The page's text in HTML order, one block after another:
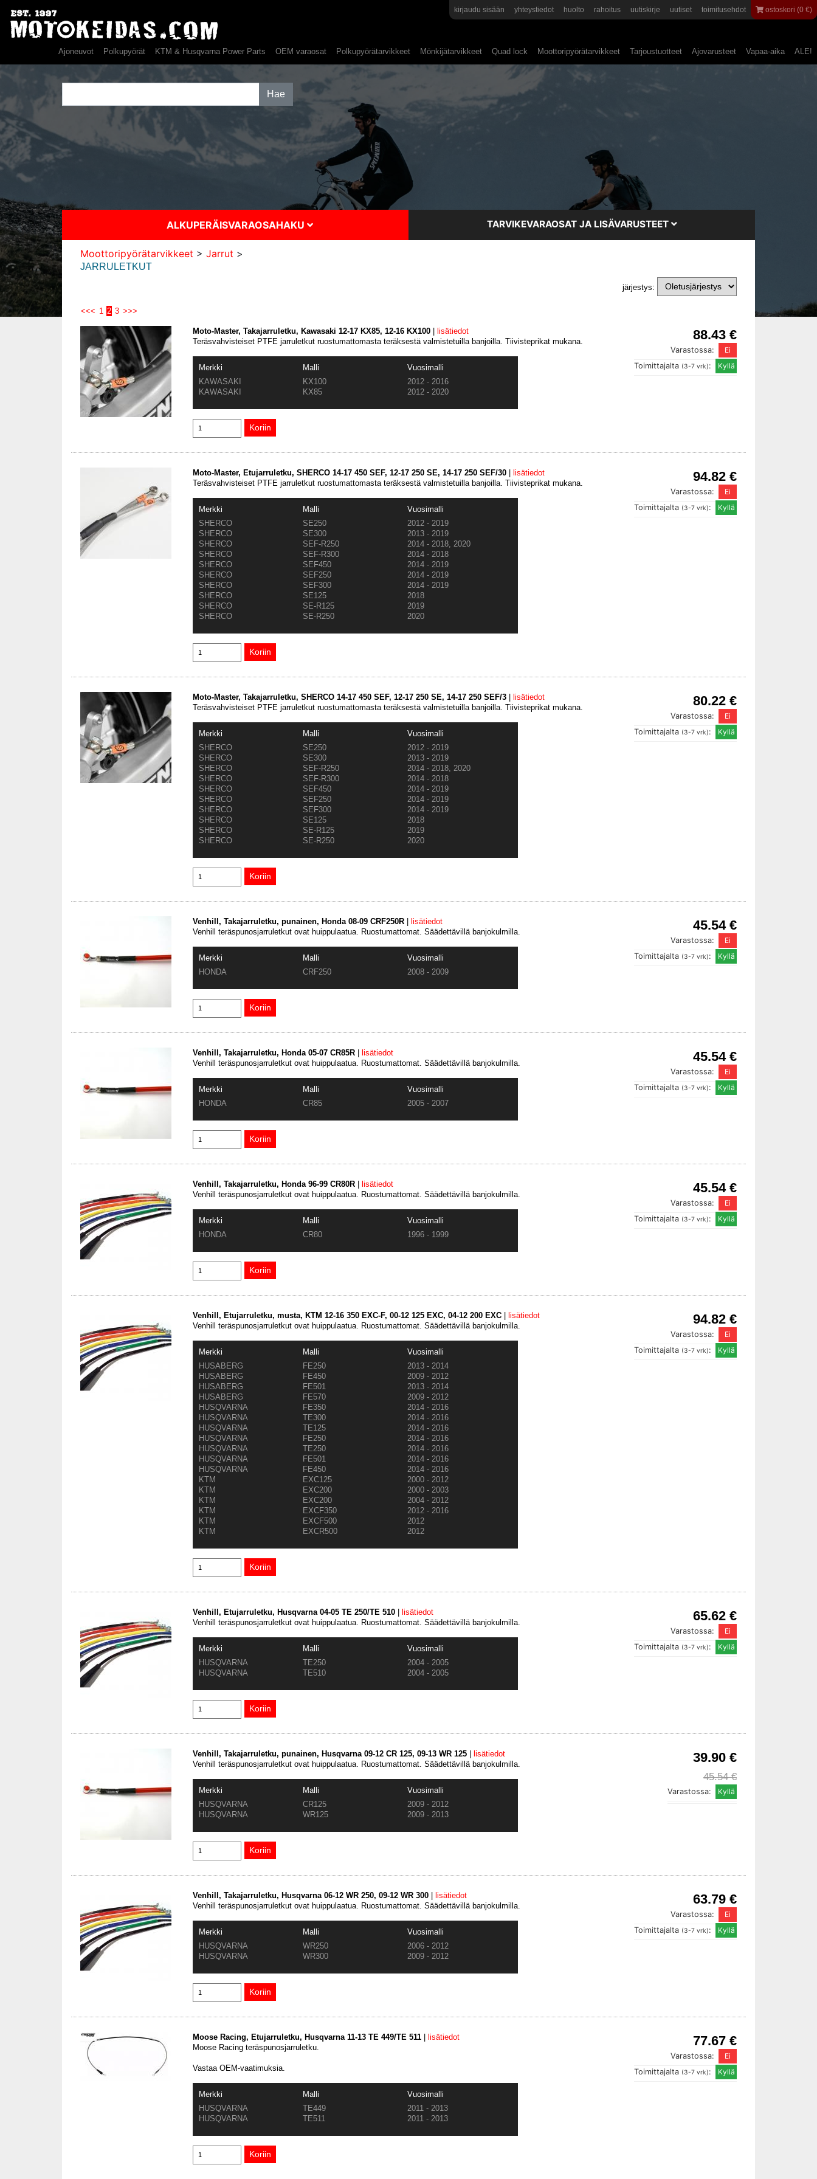
kirjaudu sisään yhteystiedot huolto rahoitus uutiskirje uutiset toimitusehdot ostoskori (0 €)
Ajoneuvot Polkupyörät KTM & Husqvarna Power Parts OEM varaosat Polkupyörätarvikkeet Mönkijätarvikkeet Quad lock Moottoripyörätarvikkeet Tarjoustuotteet Ajovarusteet Vapaa-aika ALE!
ALKUPERÄISVARAOSAHAKU TARVIKEVARAOSAT JA LISÄVARUSTEET
Moottoripyörätarvikkeet > Jarrut >
JARRULETKUT
järjestys:
<<< 1 2 3 >>>
88.43 €
Varastossa:
Toimittajalta (3-7 vrk):
Moto-Master, Takajarruletku, Kawasaki 12-17 KX85, 12-16 KX100
lisätiedot
Teräsvahvisteiset PTFE jarruletkut ruostumattomasta teräksestä valmistetuilla banjoilla. Tiivisteprikat mukana.
Merkki Malli
Vuosimalli
KAWASAKI
KX100
2012 - 2016
KAWASAKI
KX85 2012 - 2020
94.82 €
Varastossa:
Toimittajalta (3-7 vrk):
Moto-Master, Etujarruletku, SHERCO 14-17 450 SEF, 12-17 250 SE, 14-17 250 SEF/30
lisätiedot
Teräsvahvisteiset PTFE jarruletkut ruostumattomasta teräksestä valmistetuilla banjoilla. Tiivisteprikat mukana.
Merkki Malli
Vuosimalli
SHERCO
SE250
2012 - 2019
SHERCO
SE300
2013 - 2019
SHERCO
SEF-R250
2014 - 2018, 2020
SHERCO
SEF-R300
2014 - 2018
SHERCO
SEF450
2014 - 2019
SHERCO
SEF250
2014 - 2019
SHERCO
SEF300
2014 - 2019
SHERCO
SE125
2018
SHERCO
SE-R125
2019
SHERCO
SE-R250 2020
80.22 €
Varastossa:
Toimittajalta (3-7 vrk):
Moto-Master, Takajarruletku, SHERCO 14-17 450 SEF, 12-17 250 SE, 14-17 250 SEF/3
lisätiedot
Teräsvahvisteiset PTFE jarruletkut ruostumattomasta teräksestä valmistetuilla banjoilla. Tiivisteprikat mukana.
Merkki Malli
Vuosimalli
SHERCO
SE250
2012 - 2019
SHERCO
SE300
2013 - 2019
SHERCO
SEF-R250
2014 - 2018, 2020
SHERCO
SEF-R300
2014 - 2018
SHERCO
SEF450
2014 - 2019
SHERCO
SEF250
2014 - 2019
SHERCO
SEF300
2014 - 2019
SHERCO
SE125
2018
SHERCO
SE-R125
2019
SHERCO
SE-R250 2020
45.54 €
Varastossa:
Toimittajalta (3-7 vrk):
Venhill, Takajarruletku, punainen, Honda 08-09 CRF250R
lisätiedot
Venhill teräspunosjarruletkut ovat huippulaatua. Ruostumattomat. Säädettävillä banjokulmilla.
Merkki Malli
Vuosimalli
HONDA
CRF250 2008 - 2009
45.54 €
Varastossa:
Toimittajalta (3-7 vrk):
Venhill, Takajarruletku, Honda 05-07 CR85R
lisätiedot
Venhill teräspunosjarruletkut ovat huippulaatua. Ruostumattomat. Säädettävillä banjokulmilla.
Merkki Malli
Vuosimalli
HONDA
CR85 2005 - 2007
45.54 €
Varastossa:
Toimittajalta (3-7 vrk):
Venhill, Takajarruletku, Honda 96-99 CR80R
lisätiedot
Venhill teräspunosjarruletkut ovat huippulaatua. Ruostumattomat. Säädettävillä banjokulmilla.
Merkki Malli
Vuosimalli
HONDA
CR80 1996 - 1999
94.82 €
Varastossa:
Toimittajalta (3-7 vrk):
Venhill, Etujarruletku, musta, KTM 12-16 350 EXC-F, 00-12 125 EXC, 04-12 200 EXC
lisätiedot
Venhill teräspunosjarruletkut ovat huippulaatua. Ruostumattomat. Säädettävillä banjokulmilla.
Merkki Malli
Vuosimalli
HUSABERG
FE250
2013 - 2014
HUSABERG
FE450
2009 - 2012
HUSABERG
FE501
2013 - 2014
HUSABERG
FE570
2009 - 2012
HUSQVARNA
FE350
2014 - 2016
HUSQVARNA
TE300
2014 - 2016
HUSQVARNA
TE125
2014 - 2016
HUSQVARNA
FE250
2014 - 2016
HUSQVARNA
TE250
2014 - 2016
HUSQVARNA
FE501
2014 - 2016
HUSQVARNA
FE450
2014 - 2016
KTM
EXC125
2000 - 2012
KTM
EXC200
2000 - 2003
KTM
EXC200
2004 - 2012
KTM
EXCF350
2012 - 2016
KTM
EXCF500
2012
KTM
EXCR500 2012
65.62 €
Varastossa:
Toimittajalta (3-7 vrk):
Venhill, Etujarruletku, Husqvarna 04-05 TE 250/TE 510
lisätiedot
Venhill teräspunosjarruletkut ovat huippulaatua. Ruostumattomat. Säädettävillä banjokulmilla.
Merkki Malli
Vuosimalli
HUSQVARNA
TE250
2004 - 2005
HUSQVARNA
TE510 2004 - 2005
39.90 €
45.54 €
Varastossa:
Venhill, Takajarruletku, punainen, Husqvarna 09-12 CR 125, 09-13 WR 125
lisätiedot
Venhill teräspunosjarruletkut ovat huippulaatua. Ruostumattomat. Säädettävillä banjokulmilla.
Merkki Malli
Vuosimalli
HUSQVARNA
CR125
2009 - 2012
HUSQVARNA
WR125 2009 - 2013
63.79 €
Varastossa:
Toimittajalta (3-7 vrk):
Venhill, Takajarruletku, Husqvarna 06-12 WR 250, 09-12 WR 300
lisätiedot
Venhill teräspunosjarruletkut ovat huippulaatua. Ruostumattomat. Säädettävillä banjokulmilla.
Merkki Malli
Vuosimalli
HUSQVARNA
WR250
2006 - 2012
HUSQVARNA
WR300 2009 - 2012
77.67 €
Varastossa:
Toimittajalta (3-7 vrk):
Moose Racing, Etujarruletku, Husqvarna 11-13 TE 449/TE 511
lisätiedot
Moose Racing teräspunosjarruletku.
Vastaa OEM-vaatimuksia.
Merkki Malli
Vuosimalli
HUSQVARNA
TE449
2011 - 2013
HUSQVARNA
TE511 2011 - 2013